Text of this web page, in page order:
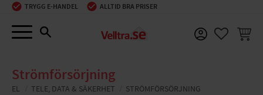
Meny
TRYGG E-HANDEL ALLTID BRA PRISER
Strömförsörjning
EL TELE, DATA & SÄKERHET STRÖMFÖRSÖRJNING